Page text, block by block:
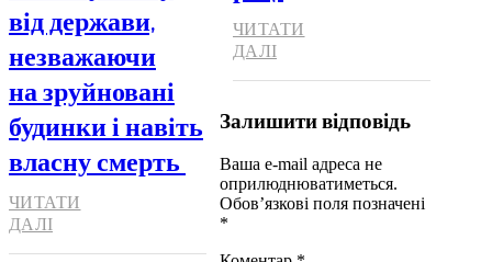
від держави,
незважаючи
на зруйновані
будинки і навіть
власну смерть
ЧИТАТИ
ДАЛІ
ЧИТАТИ
ДАЛІ
Залишити відповідь
Ваша e-mail адреса не
оприлюднюватиметься.
Обов’язкові поля позначені
*